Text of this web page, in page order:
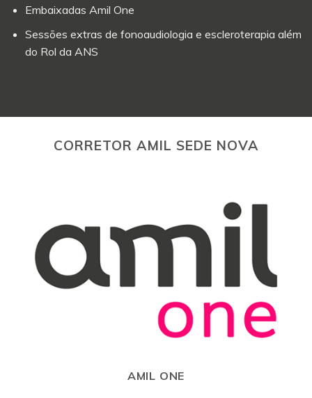
Embaixadas Amil One
Sessões extras de fonoaudiologia e escleroterapia além
do Rol da ANS
CORRETOR AMIL SEDE NOVA
AMIL ONE